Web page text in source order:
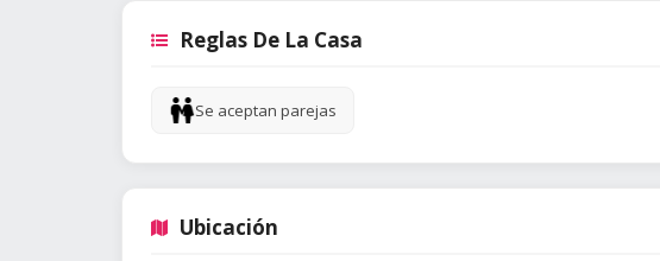
Reglas De La Casa
Se aceptan parejas
Ubicación